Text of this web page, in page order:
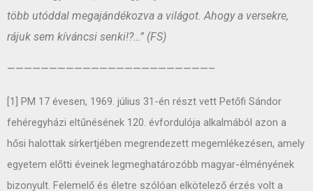
több utóddal megajándékozva a világot. Ahogy a versekre,
rájuk sem kíváncsi senki!?…” (FS)
————————————————————————–
[1] PM 17 évesen, 1969. július 31-én részt vett Petőfi Sándor
fehéregyházi eltűnésének 120. évfordulója alkalmából azon a
hősi halottak sírkertjében megrendezett megemlékezésen, amely
egyetem előtti éveinek legmeghatározóbb magyar-élményének
bizonyult. Felemelő és életre szólóan elkötelező érzés volt a